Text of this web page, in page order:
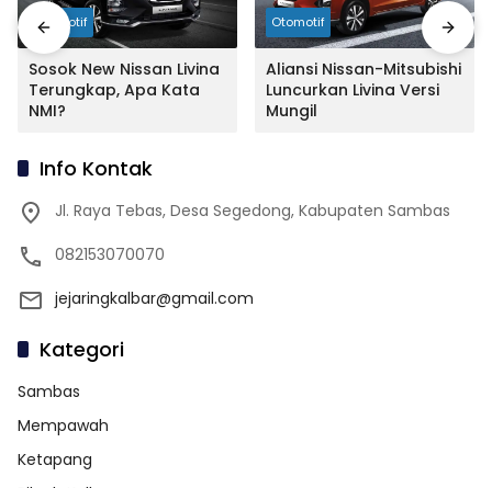
Otomotif
Sosok New Nissan Livina
Terungkap, Apa Kata
NMI?
Otomotif
Aliansi Nissan-Mitsubishi
Luncurkan Livina Versi
Mungil
Info Kontak
Jl. Raya Tebas, Desa Segedong, Kabupaten Sambas
082153070070
jejaringkalbar@gmail.com
Kategori
Sambas
Mempawah
Ketapang